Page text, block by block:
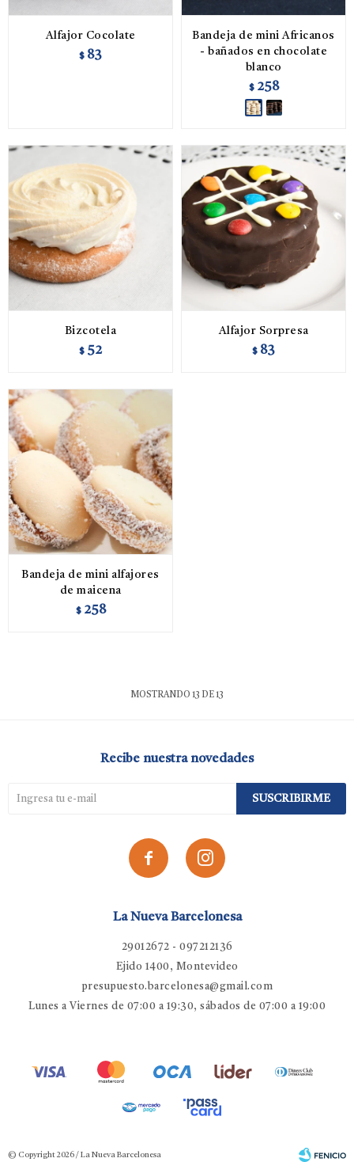
Alfajor Cocolate
$ 83
Bandeja de mini Africanos
- bañados en chocolate
blanco
$ 258
Bizcotela
$ 52
Alfajor Sorpresa
$ 83
Bandeja de mini alfajores
de maicena
$ 258
MOSTRANDO 13 DE13
La Nueva Barcelonesa
29012672 - 097212136
Ejido 1400, Montevideo
presupuesto.barcelonesa@gmail.com
Lunes a Viernes de 07:00 a 19:30, sábados de 07:00 a 19:00
Recibe nuestra novedades
SUSCRIBIRME
 
© Copyright 2026 / La Nueva Barcelonesa